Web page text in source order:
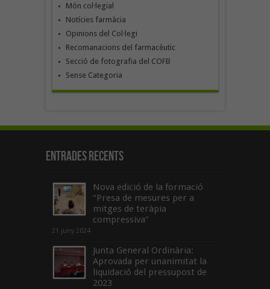
Món col·legial
Notícies farmàcia
Opinions del Col·legi
Recomanacions del farmacèutic
Secció de fotografia del COFB
Sense Categoria
Entrades recents
Nova edició de la formació
“Presa de mesures per a
mitges de teràpia
compressiva”
21 juny 2024
Junta General Ordinària:
Aprovada per unanimitat la
liquidació del pressupost de
2023